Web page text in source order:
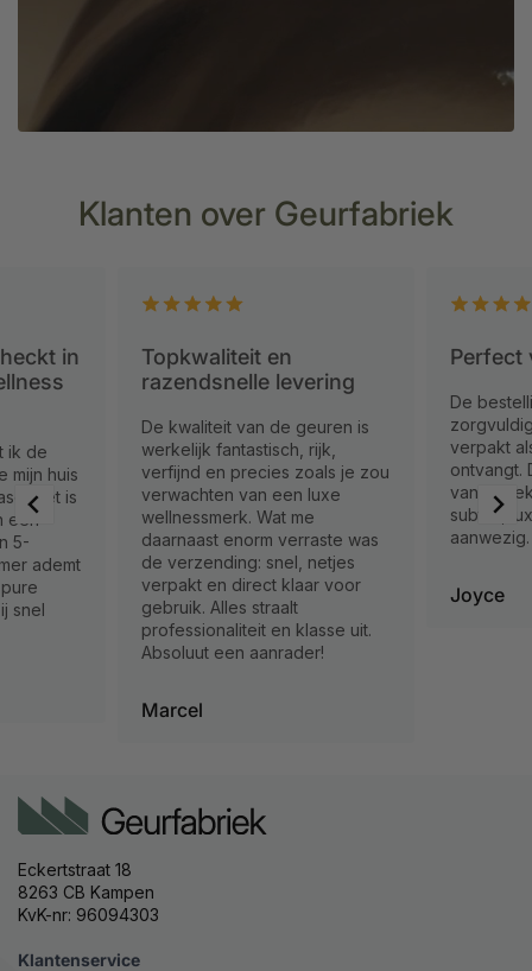
Klanten over Geurfabriek
je zou
was
voor
Perfect voor elke ruimte!
zorgvuldig geleverd, mooi
verpakt alsof je een cadeau
ontvangt. De geuren zelf zijn
van ongekende kwaliteit:
subtiel, luxe en langdurig
aanwezig.
Joyce
Ik
mijn
niet
laat een
iedereen
past ook
Eckertstraat 18
8263 CB Kampen
KvK-nr: 96094303
Klantenservice